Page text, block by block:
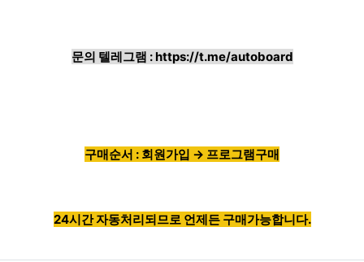
문의 텔레그램 :https://t.me/autoboard
구매순서 : 회원가입 → 프로그램구매
24시간 자동처리되므로 언제든 구매가능합니다.